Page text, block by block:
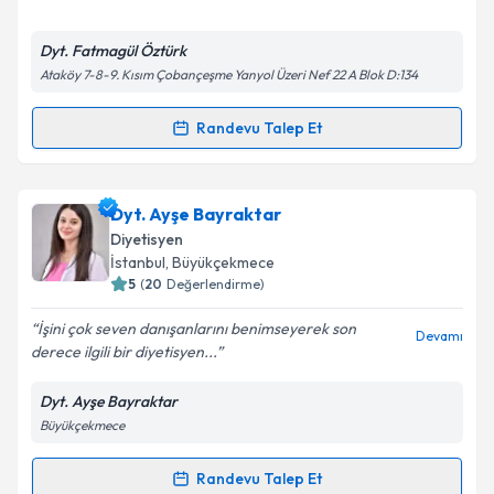
Kişisel verilerimin işlenmesine ilişkin
Metni'ni okudum ve kişisel verilerimin belirtilen
Takvim Talebini Gönder
Dyt. Fatmagül Öztürk
Ataköy 7-8-9. Kısım Çobançeşme Yanyol Üzeri Nef 22 A Blok D:134
Randevu Talep Et
Randevu Takvimi Talebi
Dyt. Fatmagül Öztürkiçin randevu takvimi talebi
oluşturun. Size bu uzmandan randevu almanız için bir
takvim hazırlandığında e-posta ile bilgilendireceğiz.
E-posta Adresiniz
Kişisel verilerimin işlenmesine ilişkin
Metni
Dyt. Ayşe Bayraktar
Diyetisyen
İstanbul , Büyükçekmece
5 (20 Değerlendirme)
İşini çok seven danışanlarını benimseyerek son
derece ilgili bir diyetisyen...
Devamı
Dyt. Ayşe Bayraktar
Büyükçekmece
Randevu Talep Et
Randevu Takvimi Talebi